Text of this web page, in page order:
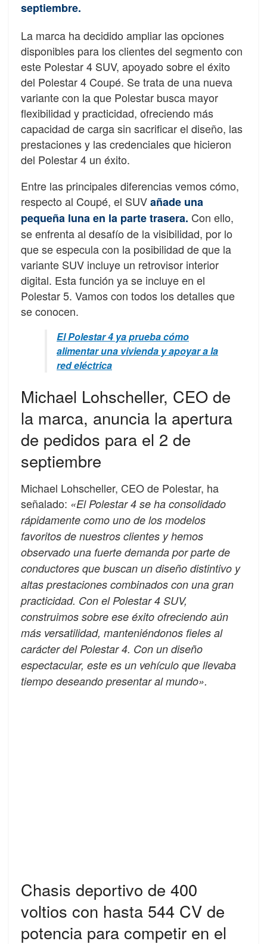
septiembre.
La marca ha decidido ampliar las opciones
disponibles para los clientes del segmento con
este Polestar 4 SUV, apoyado sobre el éxito
del Polestar 4 Coupé. Se trata de una nueva
variante con la que Polestar busca mayor
flexibilidad y practicidad, ofreciendo más
capacidad de carga sin sacrificar el diseño, las
prestaciones y las credenciales que hicieron
del Polestar 4 un éxito.
Entre las principales diferencias vemos cómo,
respecto al Coupé, el SUVañade una
pequeña luna en la parte trasera. Con ello,
se enfrenta al desafío de la visibilidad, por lo
que se especula con la posibilidad de que la
variante SUV incluye un retrovisor interior
digital. Esta función ya se incluye en el
Polestar 5. Vamos con todos los detalles que
se conocen.
El Polestar 4 ya prueba cómo
alimentar una vivienda y apoyar a la
red eléctrica
Michael Lohscheller, CEO de
la marca, anuncia la apertura
de pedidos para el 2 de
septiembre
Michael Lohscheller, CEO de Polestar, ha
señalado: «El Polestar 4 se ha consolidado
rápidamente como uno de los modelos
favoritos de nuestros clientes y hemos
observado una fuerte demanda por parte de
conductores que buscan un diseño distintivo y
altas prestaciones combinados con una gran
practicidad. Con el Polestar 4 SUV,
construimos sobre ese éxito ofreciendo aún
más versatilidad, manteniéndonos fieles al
carácter del Polestar 4. Con un diseño
espectacular, este es un vehículo que llevaba
tiempo deseando presentar al mundo».
Chasis deportivo de 400
voltios con hasta 544 CV de
potencia para competir en el